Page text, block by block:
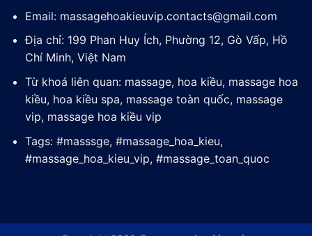
Email: massagehoakieuvip.contacts@gmail.com
Địa chỉ: 199 Phan Huy Ích, Phường 12, Gò Vấp, Hồ
Chí Minh, Việt Nam
Từ khoá liên quan: massage, hoa kiều, massage hoa
kiều, hoa kiều spa, massage toàn quốc, massage
vip, massage hoa kiều vip
Tags: #masssge, #massage_hoa_kieu,
#massage_hoa_kieu_vip, #massage_toan_quoc